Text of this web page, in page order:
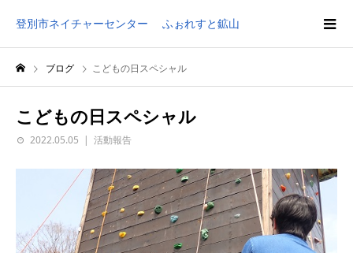
登別市ネイチャーセンター ふぉれすと鉱山
ブログ こどもの日スペシャル
こどもの日スペシャル
2022.05.05 活動報告